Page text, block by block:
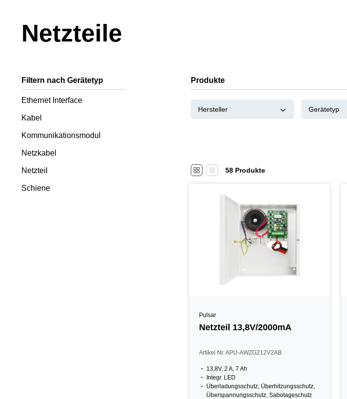
Netzteile
Filtern nach Gerätetyp
Ethernet Interface
Kabel
Kommunikationsmodul
Netzkabel
Netzteil
Schiene
Produkte
Hersteller Gerätetyp
58 Produkte
Pulsar
Netzteil 13,8V/2000mA
Artikel Nr. APU-AWZG212V2AB
13,8V, 2 A, 7 Ah
Integr. LED
Überladungsschutz, Überhitzungsschutz,
Überspannungsschutz, Sabotageschutz